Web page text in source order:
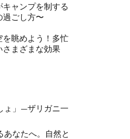
ャンプを制する
過ごし方〜
眺めよう！多忙
さまざまな効果
ょ」—ザリガニ一
なたへ。自然と